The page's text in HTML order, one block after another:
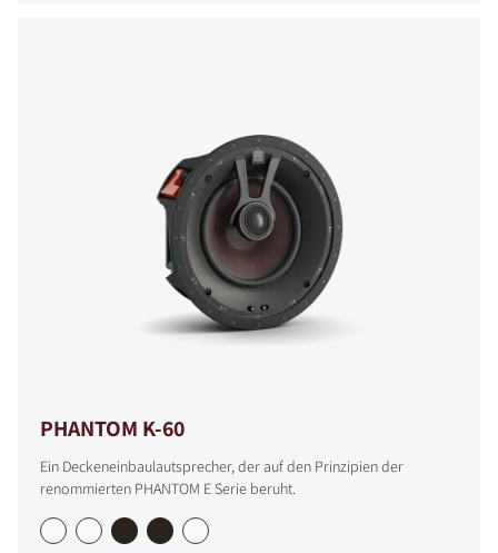
PHANTOM K-60
Ein Deckeneinbaulautsprecher, der auf den Prinzipien der
renommierten PHANTOM E Serie beruht.